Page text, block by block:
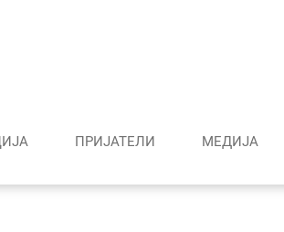
ПРИЈАТЕЛИ МЕДИJА